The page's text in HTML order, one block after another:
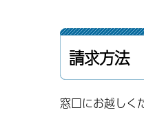
請求方法
窓口にお越しく